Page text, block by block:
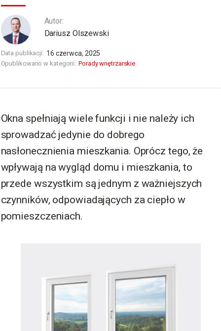
Autor:
Dariusz Olszewski
Data publikacji: 16 czerwca, 2025
Opublikowano w kategorii: Porady wnętrzarskie
Okna spełniają wiele funkcji i nie należy ich
sprowadzać jedynie do dobrego
nasłonecznienia mieszkania. Oprócz tego, że
wpływają na wygląd domu i mieszkania, to
przede wszystkim są jednym z ważniejszych
czynników, odpowiadających za ciepło w
pomieszczeniach.